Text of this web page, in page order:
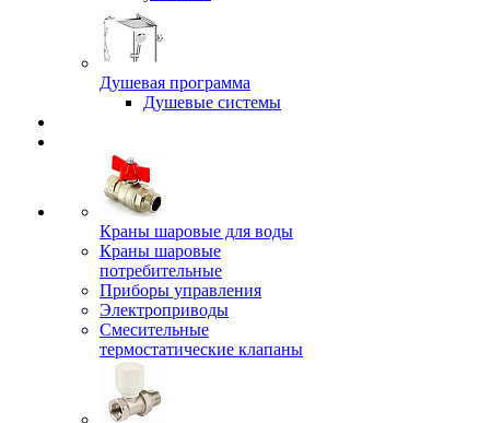
Душевая программа
Душевые системы
Краны шаровые для воды
Краны шаровые
потребительные
Приборы управления
Электроприводы
Смесительные
термостатические клапаны